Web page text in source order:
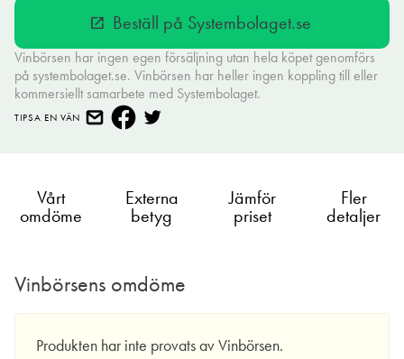
open_in_new Beställ på Systembolaget.se
Vinbörsen har ingen egen försäljning utan hela köpet genomförs
på systembolaget.se. Vinbörsen har heller ingen koppling till eller
kommersiellt samarbete med Systembolaget.
TIPSA EN VÄN
Vårt
omdöme
Externa
betyg
Jämför
priset
Fler
detaljer
Vinbörsens omdöme
Produkten har inte provats av Vinbörsen.